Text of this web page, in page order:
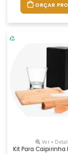
ORÇAR
Ver +
Kit Para